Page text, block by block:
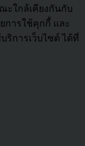
ะใกล้เคียงกันกับ
การใช้คุกกี้ และ
การเว็บไซต์ ได้ที่